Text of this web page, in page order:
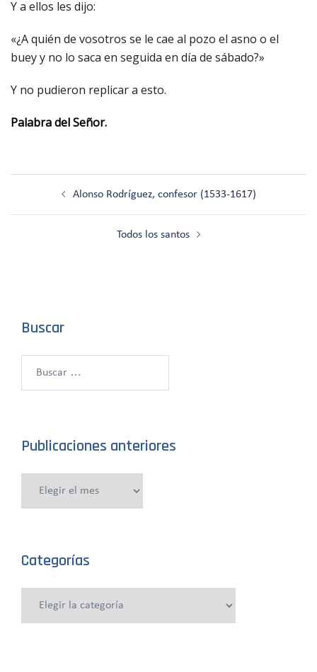
Y a ellos les dijo:
«¿A quién de vosotros se le cae al pozo el asno o el
buey y no lo saca en seguida en día de sábado?»
Y no pudieron replicar a esto.
Palabra del Señor.
Alonso Rodríguez, confesor (1533-1617)
Todos los santos
Buscar
Publicaciones anteriores
Categorías